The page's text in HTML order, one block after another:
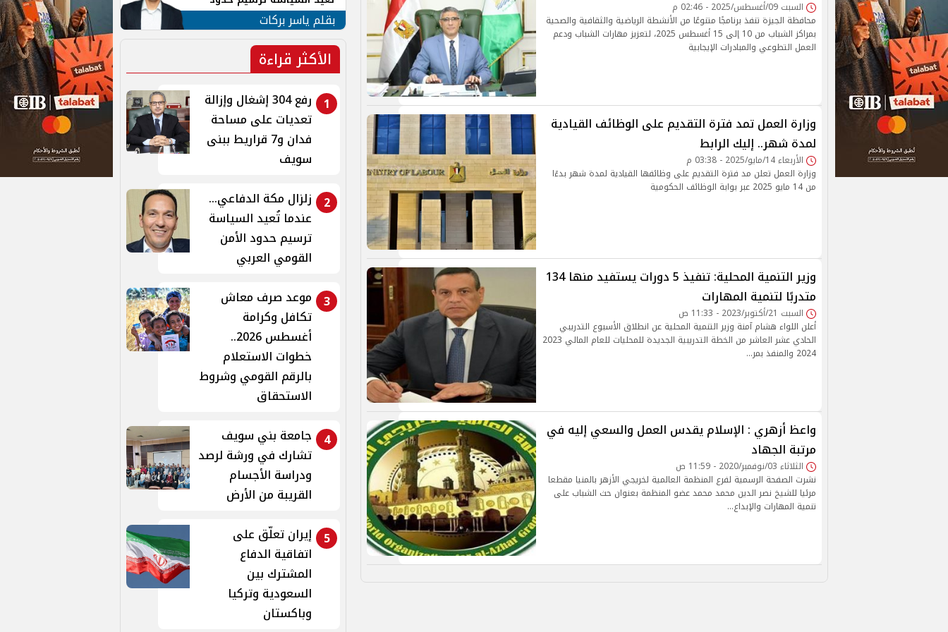
السبت 09/أغسطس/2025 - 02:46 م
محافظة الجيزة تنفذ برنامجًا متنوعًا من الأنشطة الرياضية والثقافية والصحية
بمراكز الشباب من 10 إلى 15 أغسطس 2025، لتعزيز مهارات الشباب ودعم
العمل التطوعي والمبادرات الإيجابية
وزارة العمل تمد فترة التقديم على الوظائف القيادية
لمدة شهر.. إليك الرابط
الأربعاء 14/مايو/2025 - 03:38 م
وزارة العمل تعلن مد فترة التقديم على وظائفها القيادية لمدة شهر بدءًا
من 14 مايو 2025 عبر بوابة الوظائف الحكومية
وزير التنمية المحلية: تنفيذ 5 دورات يستفيد منها 134
متدربًا لتنمية المهارات
السبت 21/أكتوبر/2023 - 11:33 ص
أعلن اللواء هشام آمنة وزير التنمية المحلية عن انطلاق الأسبوع التدريبي
الحادي عشر العاشر من الخطة التدريبية الجديدة للمحليات للعام المالي 2023
2024 والمنفذ بمر…
واعظ أزهري : الإسلام يقدس العمل والسعي إليه في
مرتبة الجهاد
الثلاثاء 03/نوفمبر/2020 - 11:59 ص
نشرت الصفحة الرسمية لفرع المنظمة العالمية لخريجي الأزهر بالمنيا مقطعا
مرئيا للشيخ نصر الدين محمد محمد عضو المنظمة بعنوان حث الشباب على
تنمية المهارات والإبداع…
الأمن القومي العربي
بقلم ياسر بركات
الأكثر قراءة
1
رفع 304 إشغال وإزالة
تعديات على مساحة
فدان و7 قراريط ببنى
سويف
2
زلزال مكة الدفاعي...
عندما تُعيد السياسة
ترسيم حدود الأمن
القومي العربي
3 موعد صرف معاش
تكافل وكرامة
أغسطس 2026..
خطوات الاستعلام
بالرقم القومي وشروط
الاستحقاق
4
جامعة بني سويف
تشارك في ورشة لرصد
ودراسة الأجسام
القريبة من الأرض
5
إيران تعلّق على
اتفاقية الدفاع
المشترك بين
السعودية وتركيا
وباكستان